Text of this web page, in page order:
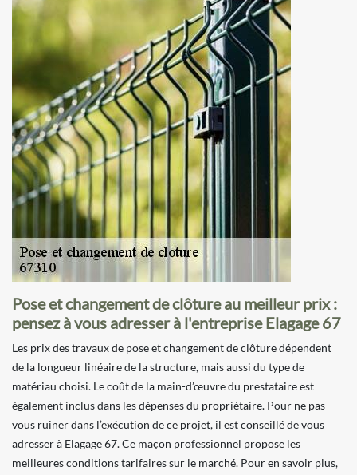
Pose et changement de clôture au meilleur prix :
pensez à vous adresser à l'entreprise Elagage 67
Les prix des travaux de pose et changement de clôture dépendent
de la longueur linéaire de la structure, mais aussi du type de
matériau choisi. Le coût de la main-d’œuvre du prestataire est
également inclus dans les dépenses du propriétaire. Pour ne pas
vous ruiner dans l’exécution de ce projet, il est conseillé de vous
adresser à Elagage 67. Ce maçon professionnel propose les
meilleures conditions tarifaires sur le marché. Pour en savoir plus,